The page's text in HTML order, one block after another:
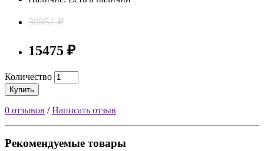
30951 ₽
15475 ₽
Количество
Купить
0 отзывов /Написать отзыв
Рекомендуемые товары